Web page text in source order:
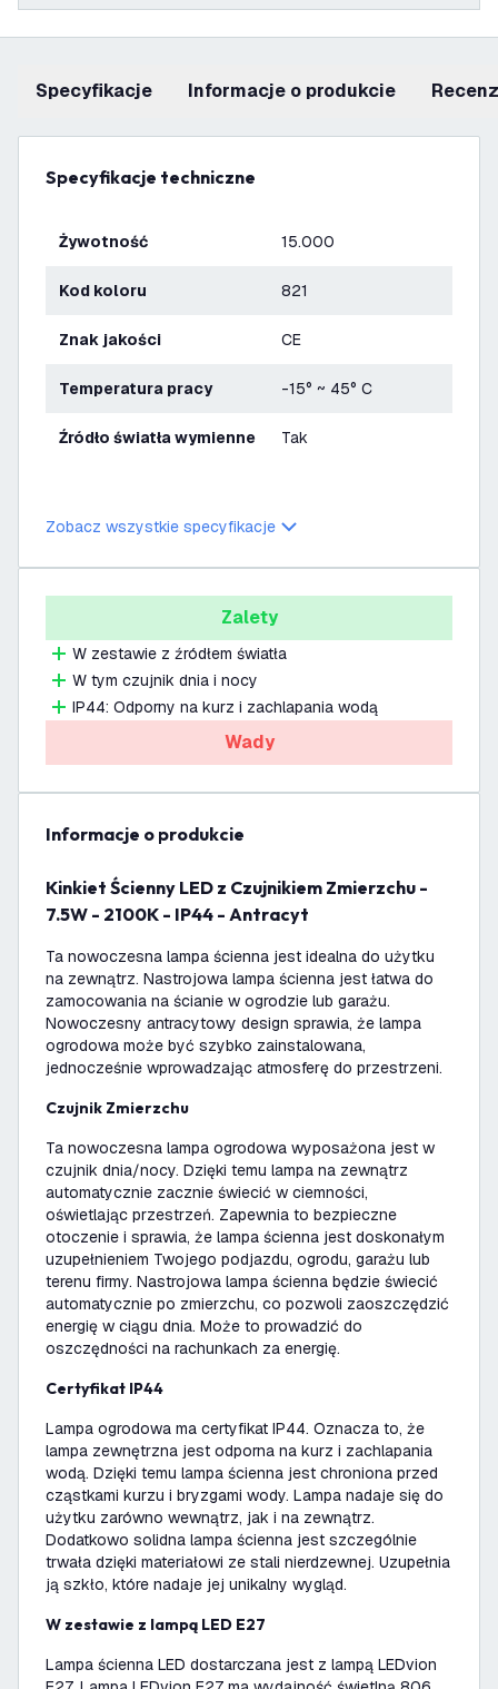
Specyfikacje informacje o produkcie
Specyfikacje techniczne
Żywotność 15.000
Kod koloru 821
Znak jakości CE
Temperatura pracy -15° ~ 45° C
Źródło światła wymienne Tak
Zobacz wszystkie specyfikacje
Zalety
W zestawie z źródłem światła
W tym czujnik dnia i nocy
IP44: Odporny na kurz i zachlapania wodą
Wady
informacje o produkcie
Kinkiet Ścienny LED z Czujnikiem Zmierzchu -
7.5W - 2100K - IP44 - Antracyt
Ta nowoczesna lampa ścienna jest idealna do użytku
na zewnątrz. Nastrojowa lampa ścienna jest łatwa do
zamocowania na ścianie w ogrodzie lub garażu.
Nowoczesny antracytowy design sprawia, że lampa
ogrodowa może być szybko zainstalowana,
jednocześnie wprowadzając atmosferę do przestrzeni.
Czujnik Zmierzchu
Ta nowoczesna lampa ogrodowa wyposażona jest w
czujnik dnia/nocy. Dzięki temu lampa na zewnątrz
automatycznie zacznie świecić w ciemności,
oświetlając przestrzeń. Zapewnia to bezpieczne
otoczenie i sprawia, że lampa ścienna jest doskonałym
uzupełnieniem Twojego podjazdu, ogrodu, garażu lub
terenu firmy. Nastrojowa lampa ścienna będzie świecić
automatycznie po zmierzchu, co pozwoli zaoszczędzić
energię w ciągu dnia. Może to prowadzić do
oszczędności na rachunkach za energię.
Certyfikat IP44
Lampa ogrodowa ma certyfikat IP44. Oznacza to, że
lampa zewnętrzna jest odporna na kurz i zachlapania
wodą. Dzięki temu lampa ścienna jest chroniona przed
cząstkami kurzu i bryzgami wody. Lampa nadaje się do
użytku zarówno wewnątrz, jak i na zewnątrz.
Dodatkowo solidna lampa ścienna jest szczególnie
trwała dzięki materiałowi ze stali nierdzewnej. Uzupełnia
ją szkło, które nadaje jej unikalny wygląd.
W zestawie z lampą LED E27
Lampa ścienna LED dostarczana jest z lampą LEDvion